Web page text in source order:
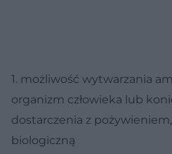
1. możliwość wytwarzania
organizm człowieka lub
dostarczenia z
biologiczną